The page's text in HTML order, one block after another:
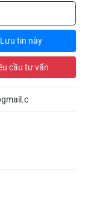
Lưu tin này
cầu tư vấn